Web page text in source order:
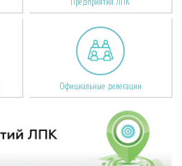
Официальные делегации